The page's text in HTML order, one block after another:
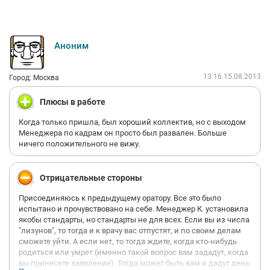
Может я повторюсь, но труд ваш действительно никто не
оценит. В организации по-свински поступили с людьми,
которые работали в компании долгое время - их уволили в
один день.
Если сложится такая ситуация, что будет необходимо
работать за двоих,троих или выполнять не свои обязанности
и т.п., то учтите, что ни слов благодарности, ни материального
вознаграждения вы не получите. А когда поднимите этот
вопрос, то с весьма серьезным видом вам скажут, что ваше
вознаграждение - это оклад в конце месяца.
Перспектив работы в данной компаний не обнаружила.
Непонятно, какую цель преследует руководство, если
хороших специалистов разогнали? Видимо, скоро начнут
брать гастарбайтеров, пучок за три копейки.
Аноним
Город: Москва 13:16 15.08.2013
Плюсы в работе
Когда только пришла, был хороший коллектив, но с выходом
Менеджера по кадрам он просто был развален. Больше
ничего положительного не вижу.
Отрицательные стороны
Присоединяюсь к предыдущему оратору. Все это было
испытано и прочувствовано на себе. Менеджер К. установила
якобы стандарты, но стандарты не для всех. Если вы из числа
"лизунов", то тогда и к врачу вас отпустят, и по своим делам
сможете уйти. А если нет, то тогда ждите, когда кто-нибудь
родиться или умрет (именно такой вопрос вам зададут, когда
вы принесете заявление). Тогда может быть вам и дадут день